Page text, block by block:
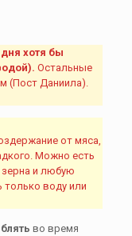
хотя бы
Остальные
(Пост Даниила).
от мяса,
Можно есть
и любую
только воду или
во время